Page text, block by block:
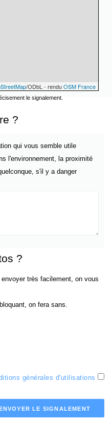
/ODbL - renduOSM France
le signalement.
?
qui vous semble utile
l'environnement, la proximité
s'il y a danger
?
très facilement, on vous
on fera sans.
générales d'utilisations
LE SIGNALEMENT